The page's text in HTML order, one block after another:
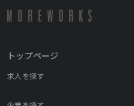
トップページ
求人を探す